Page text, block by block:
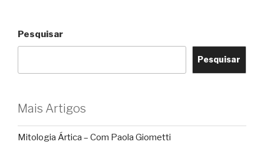
Pesquisar
Pesquisar
Mais Artigos
Mitologia Ártica – Com Paola Giometti